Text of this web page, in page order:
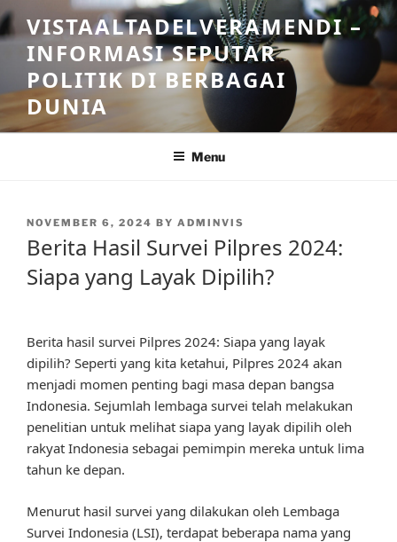
Skip
to
content
VISTAALTADELVERAMENDI –
INFORMASI SEPUTAR
POLITIK DI BERBAGAI
DUNIA
Menu
POSTED
NOVEMBER 6, 2024 BY ADMINVIS
Berita Hasil Survei Pilpres 2024:
Siapa yang Layak Dipilih?
Berita hasil survei Pilpres 2024: Siapa yang layak
dipilih? Seperti yang kita ketahui, Pilpres 2024 akan
menjadi momen penting bagi masa depan bangsa
Indonesia. Sejumlah lembaga survei telah melakukan
penelitian untuk melihat siapa yang layak dipilih oleh
rakyat Indonesia sebagai pemimpin mereka untuk lima
tahun ke depan.
Menurut hasil survei yang dilakukan oleh Lembaga
Survei Indonesia (LSI), terdapat beberapa nama yang